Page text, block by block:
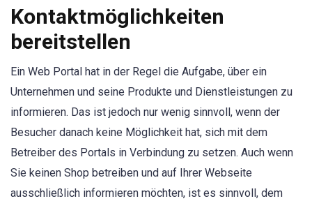
Kontaktmöglichkeiten
bereitstellen
Ein Web Portal hat in der Regel die Aufgabe, über ein
Unternehmen und seine Produkte und Dienstleistungen zu
informieren. Das ist jedoch nur wenig sinnvoll, wenn der
Besucher danach keine Möglichkeit hat, sich mit dem
Betreiber des Portals in Verbindung zu setzen. Auch wenn
Sie keinen Shop betreiben und auf Ihrer Webseite
ausschließlich informieren möchten, ist es sinnvoll, dem